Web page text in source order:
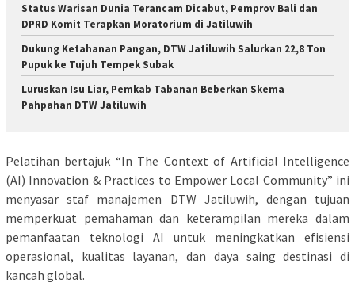
Status Warisan Dunia Terancam Dicabut, Pemprov Bali dan
DPRD Komit Terapkan Moratorium di Jatiluwih
Dukung Ketahanan Pangan, DTW Jatiluwih Salurkan 22,8 Ton
Pupuk ke Tujuh Tempek Subak
Luruskan Isu Liar, Pemkab Tabanan Beberkan Skema
Pahpahan DTW Jatiluwih
Pelatihan bertajuk “In The Context of Artificial Intelligence
(AI) Innovation & Practices to Empower Local Community” ini
menyasar staf manajemen DTW Jatiluwih, dengan tujuan
memperkuat pemahaman dan keterampilan mereka dalam
pemanfaatan teknologi AI untuk meningkatkan efisiensi
operasional, kualitas layanan, dan daya saing destinasi di
kancah global.